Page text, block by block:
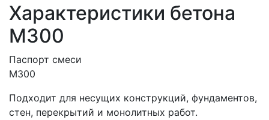
Характеристики бетона
М300
Паспорт смеси
М300
Подходит для несущих конструкций, фундаментов,
стен, перекрытий и монолитных работ.